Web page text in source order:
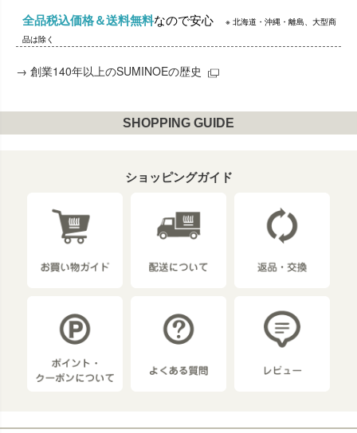
全品税込価格＆送料無料なので安心
※ 北海道・沖縄・離島、大型商
品は除く
→ 創業140年以上のSUMINOEの歴史
SHOPPING GUIDE
ショッピングガイド